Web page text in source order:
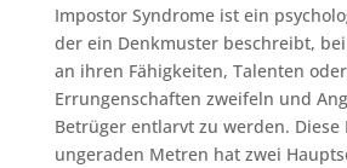
Impostor Syndrome ist ein
der ein Denkmuster beschreibt,
an ihren Fähigkeiten, Talenten oder
Errungenschaften zweifeln und
Betrüger entlarvt zu werden. Diese
ungeraden Metren hat zwei